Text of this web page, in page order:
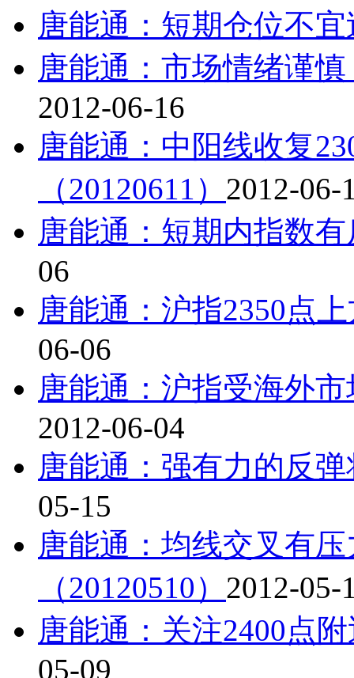
唐能通：短期仓位不
唐能通：市场情绪谨
2012-06-16
唐能通：中阳线收复
（20120611） 2012-06-
唐能通：短期内指数
06
唐能通：沪指2350点
06-06
唐能通：沪指受海外
2012-06-04
唐能通：强有力的反
05-15
唐能通：均线交叉有
（20120510） 2012-05-
唐能通：关注2400点
05-09